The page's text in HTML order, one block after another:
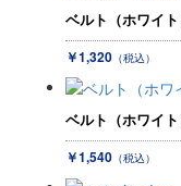
ベルト（ホワイ
￥1,320 （税込）
ベルト（ホワイ
￥1,540 （税込）